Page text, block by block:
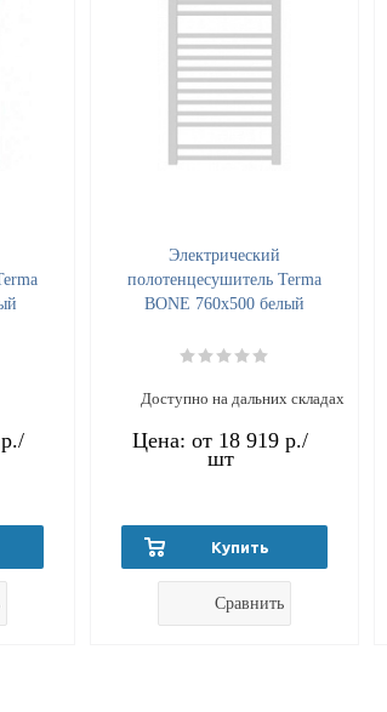
/
Электрический
полотенцесушитель Terma
BONE 760x500 белый
Доступно на дальних складах
Цена: от 18 919 р./
шт
Купить
Сравнить